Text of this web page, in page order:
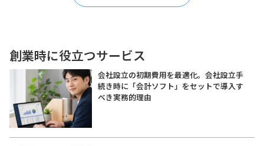
創業時に役立つサービス
会社設立の初期費用を最適化。会社設立手
続き時に「会計ソフト」をセットで導入す
べき実務的理由